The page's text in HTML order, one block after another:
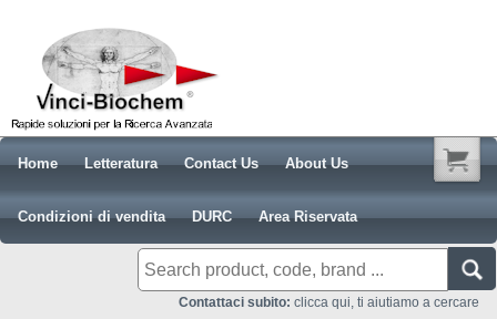
Home Letteratura Contact Us About Us
Condizioni di vendita DURC Area Riservata
Contattaci subito: clicca qui, ti aiutiamo a cercare